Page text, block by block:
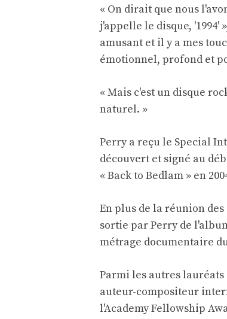
« On dirait que nous
j'appelle le disque, '1994'
amusant et il y a mes
émotionnel, profond et
« Mais c'est un disque
naturel. »
Perry a reçu le Special
découvert et signé au
« Back to Bedlam » en
En plus de la réunion
sortie par Perry de
métrage documentaire
Parmi les autres
auteur-compositeur
l'Academy Fellowship